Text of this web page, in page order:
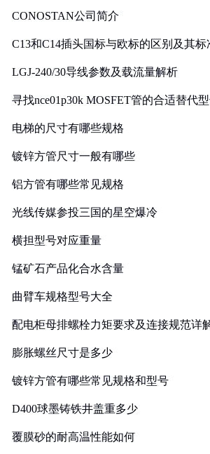
CONOSTAN公司简介
C13和C14插头国标与欧标的区别及其标
LGJ-240/30导线参数及载流量解析
寻找nce01p30k MOSFET管的合适替代
电梯的尺寸有哪些规格
镀锌方管尺寸一般有哪些
铝方管有哪些常见规格
光线传媒参投三国的星空爆冷
横担型号对应重量
锰矿石产品化合水含量
曲臂车规格型号大全
配电柜母排螺栓力矩要求及连接规范详
膨胀螺丝尺寸是多少
镀锌方管有哪些常见规格和型号
D400球墨铸铁井盖重多少
覆膜砂的耐高温性能如何